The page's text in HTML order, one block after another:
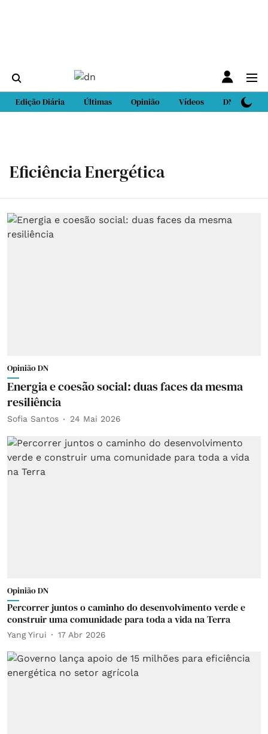
Edição Diária Últimas Opinião Vídeos DN Sport
Eficiência Energética
Opinião DN
Energia e coesão social: duas faces da mesma
resiliência
Sofia Santos 24 Mai 2026
Opinião DN
Percorrer juntos o caminho do desenvolvimento verde e
construir uma comunidade para toda a vida na Terra
Yang Yirui 17 Abr 2026